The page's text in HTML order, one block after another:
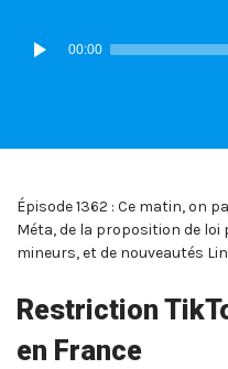
Lecteur
audio
00:00
Épisode 1362 : Ce matin, on
Méta, de la proposition de loi
mineurs, et de nouveautés
Restriction
en France